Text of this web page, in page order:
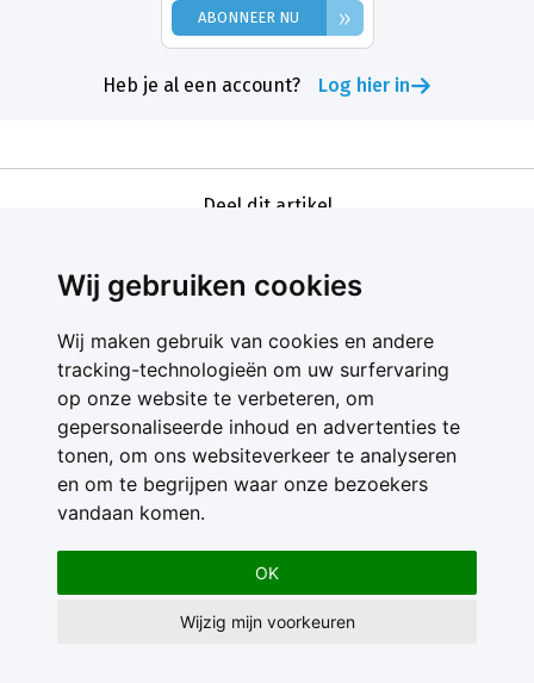
Wij gebruiken cookies
Wij maken gebruik van cookies en andere
tracking-technologieën om uw surfervaring
op onze website te verbeteren, om
gepersonaliseerde inhoud en advertenties te
tonen, om ons websiteverkeer te analyseren
en om te begrijpen waar onze bezoekers
vandaan komen.
OK
Wijzig mijn voorkeuren
ABONNEER NU »
Heb je al een account? Log hier in
Deel dit artikel
Contact
Feedback
Nieuwsbrief
Adverteren
Gebruikersvoorwaarden
Privacy Statement